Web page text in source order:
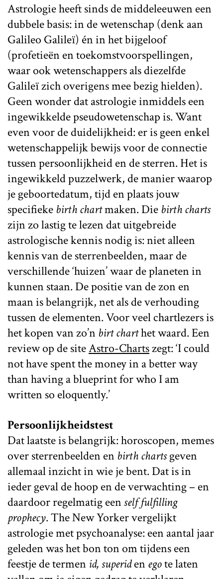
Astrologie heeft sinds de middeleeuwen een
dubbele basis: in de wetenschap (denk aan
Galileo Galileï) én in het bijgeloof
(profetieën en toekomstvoorspellingen,
waar ook wetenschappers als diezelfde
Galileï zich overigens mee bezig hielden).
Geen wonder dat astrologie inmiddels een
ingewikkelde pseudowetenschap is. Want
even voor de duidelijkheid: er is geen enkel
wetenschappelijk bewijs voor de connectie
tussen persoonlijkheid en de sterren. Het is
ingewikkeld puzzelwerk, de manier waarop
je geboortedatum, tijd en plaats jouw
specifieke birth chartmaken. Die birth charts
zijn zo lastig te lezen dat uitgebreide
astrologische kennis nodig is: niet alleen
kennis van de sterrenbeelden, maar de
verschillende ‘huizen’ waar de planeten in
kunnen staan. De positie van de zon en
maan is belangrijk, net als de verhouding
tussen de elementen. Voor veel chartlezers is
het kopen van zo’n birt charthet waard. Een
review op de siteAstro-Chartszegt: ‘I could
not have spent the money in a better way
than having a blueprint for who I am
written so eloquently.’
Persoonlijkheidstest
Dat laatste is belangrijk: horoscopen, memes
over sterrenbeelden en birth chartsgeven
allemaal inzicht in wie je bent. Dat is in
ieder geval de hoop en de verwachting – en
daardoor regelmatig eenself fulfilling
prophecy. The New Yorker vergelijkt
astrologie met psychoanalyse: een aantal jaar
geleden was het bon ton om tijdens een
feestje de termen id, superidenegote laten